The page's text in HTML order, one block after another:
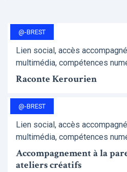
@-BREST
Lien social, accès
multimédia, compétences
Raconte Kerourien
@-BREST
Lien social, accès
multimédia, compétences
Accompagnement à la
ateliers créatifs